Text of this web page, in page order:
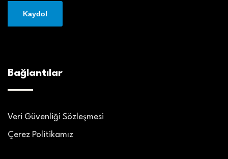
Bağlantılar
Veri Güvenliği Sözleşmesi
Çerez Politikamız